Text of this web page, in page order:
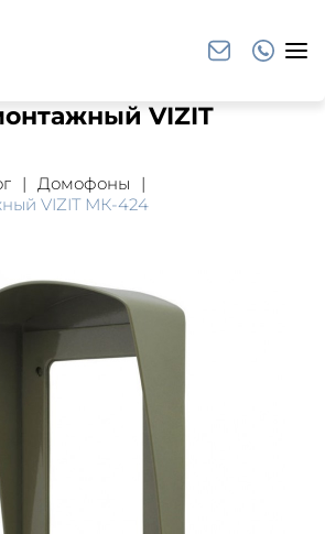
VIZIT
Домофоны
VIZIT МК-424